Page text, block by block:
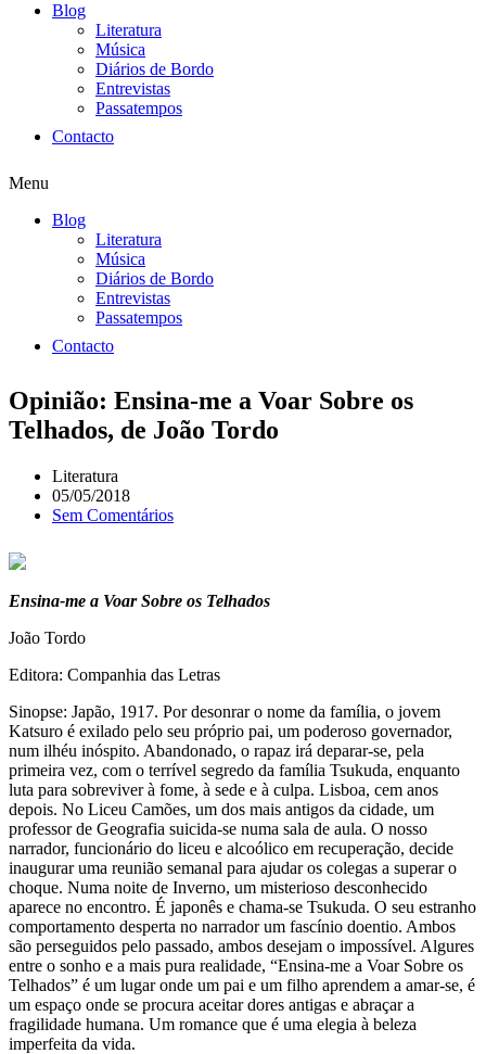
Blog
Literatura
Música
Diários de Bordo
Entrevistas
Passatempos
Contacto
Menu
Blog
Literatura
Música
Diários de Bordo
Entrevistas
Passatempos
Contacto
Opinião: Ensina-me a Voar Sobre os
Telhados, de João Tordo
Literatura
05/05/2018
Sem Comentários
Ensina-me a Voar Sobre os Telhados
João Tordo
Editora: Companhia das Letras
Sinopse: Japão, 1917. Por desonrar o nome da família, o jovem
Katsuro é exilado pelo seu próprio pai, um poderoso governador,
num ilhéu inóspito. Abandonado, o rapaz irá deparar-se, pela
primeira vez, com o terrível segredo da família Tsukuda, enquanto
luta para sobreviver à fome, à sede e à culpa. Lisboa, cem anos
depois. No Liceu Camões, um dos mais antigos da cidade, um
professor de Geografia suicida-se numa sala de aula. O nosso
narrador, funcionário do liceu e alcoólico em recuperação, decide
inaugurar uma reunião semanal para ajudar os colegas a superar o
choque. Numa noite de Inverno, um misterioso desconhecido
aparece no encontro. É japonês e chama-se Tsukuda. O seu estranho
comportamento desperta no narrador um fascínio doentio. Ambos
são perseguidos pelo passado, ambos desejam o impossível. Algures
entre o sonho e a mais pura realidade, “Ensina-me a Voar Sobre os
Telhados” é um lugar onde um pai e um filho aprendem a amar-se, é
um espaço onde se procura aceitar dores antigas e abraçar a
fragilidade humana. Um romance que é uma elegia à beleza
imperfeita da vida.